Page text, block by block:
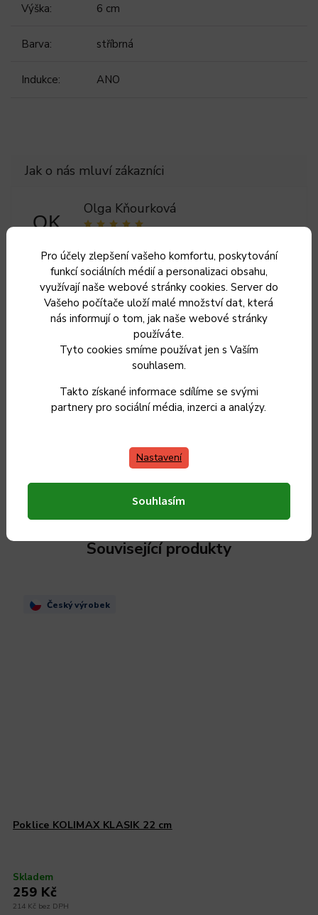
Pro účely zlepšení vašeho komfortu, poskytování
funkcí sociálních médií a personalizaci obsahu,
využívají naše webové stránky cookies. Server do
Vašeho počítače uloží malé množství dat, která
nás informují o tom, jak naše webové stránky
používáte.
Tyto cookies smíme používat jen s Vaším
souhlasem.
Takto získané informace sdílíme se svými
partnery pro sociální média, inzerci a analýzy.
Nastavení
Souhlasím
Výška: 6 cm
Barva: stříbrná
Indukce: ANO
OK
Olga Kňourková
ZK
Zuzana Králova
7.8.2026
Ilona Trojková
Zobrazit další hodnocení
Související produkty
Český výrobek
Poklice KOLIMAX KLASIK 22 cm
Skladem
214 Kč bez DPH
259 Kč